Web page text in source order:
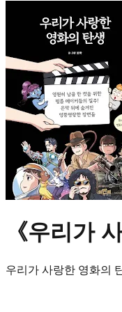
《우리가
우리가 사랑한 영화의